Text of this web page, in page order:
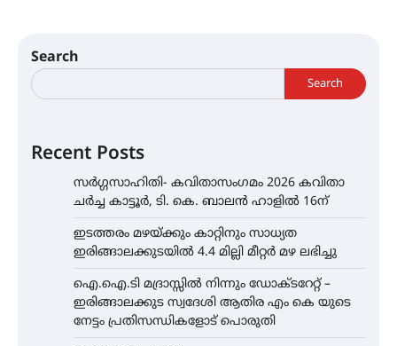
Search
Search
Recent Posts
സർഗ്ഗസാഹിതി- കവിതാസംഗമം 2026 കവിതാ
ചർച്ച കാട്ടൂർ, ടി. കെ. ബാലൻ ഹാളിൽ 16ന്
ഇടത്തരം മഴയ്ക്കും കാറ്റിനും സാധ്യത
ഇരിങ്ങാലക്കുടയിൽ 4.4 മില്ലി മീറ്റർ മഴ ലഭിച്ചു
ഐ.ഐ.ടി മദ്രാസ്സിൽ നിന്നും ഡോക്ടറേറ്റ് –
ഇരിങ്ങാലക്കുട സ്വദേശി ആതിര എം കെ യുടെ
നേട്ടം പ്രതിസന്ധികളോട് പൊരുതി